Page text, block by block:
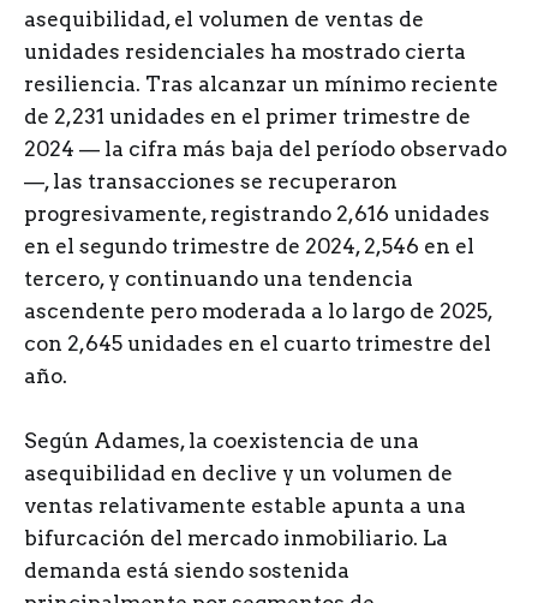
asequibilidad, el volumen de ventas de
unidades residenciales ha mostrado cierta
resiliencia. Tras alcanzar un mínimo reciente
de 2,231 unidades en el primer trimestre de
2024 — la cifra más baja del período observado
—, las transacciones se recuperaron
progresivamente, registrando 2,616 unidades
en el segundo trimestre de 2024, 2,546 en el
tercero, y continuando una tendencia
ascendente pero moderada a lo largo de 2025,
con 2,645 unidades en el cuarto trimestre del
año.
Según Adames, la coexistencia de una
asequibilidad en declive y un volumen de
ventas relativamente estable apunta a una
bifurcación del mercado inmobiliario. La
demanda está siendo sostenida